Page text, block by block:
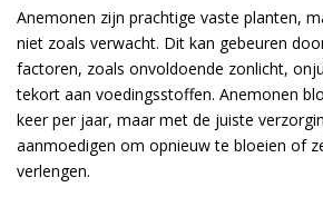
Anemonen zijn prachtige vaste planten,
niet zoals verwacht. Dit kan gebeuren
factoren, zoals onvoldoende zonlicht,
tekort aan voedingsstoffen. Anemonen
keer per jaar, maar met de juiste
aanmoedigen om opnieuw te bloeien of
verlengen.